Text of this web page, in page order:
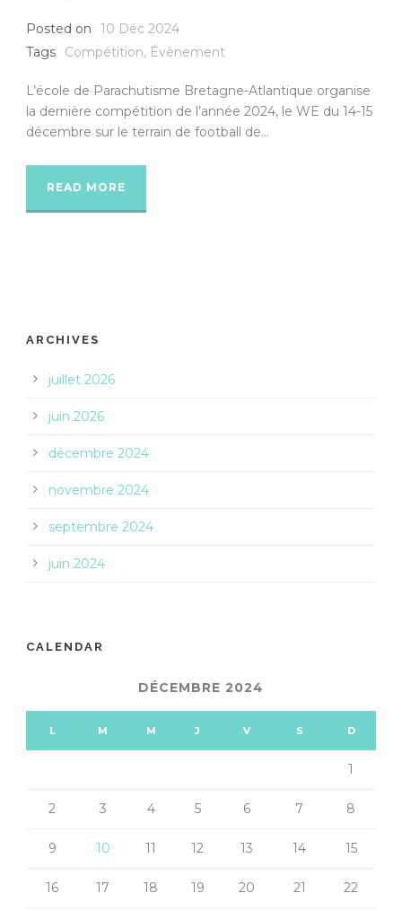
Posted on
10 Déc 2024
Tags
Compétition, Évènement
L’école de Parachutisme Bretagne-Atlantique organise
la dernière compétition de l’année 2024, le WE du 14-15
décembre sur le terrain de football de...
READ MORE
ARCHIVES
juillet 2026
juin 2026
décembre 2024
novembre 2024
septembre 2024
juin 2024
CALENDAR
DÉCEMBRE 2024
L M M J V S D
1
2 3 4 5 6 7 8
9 10 11 12 13 14 15
16 17 18 19 20 21 22